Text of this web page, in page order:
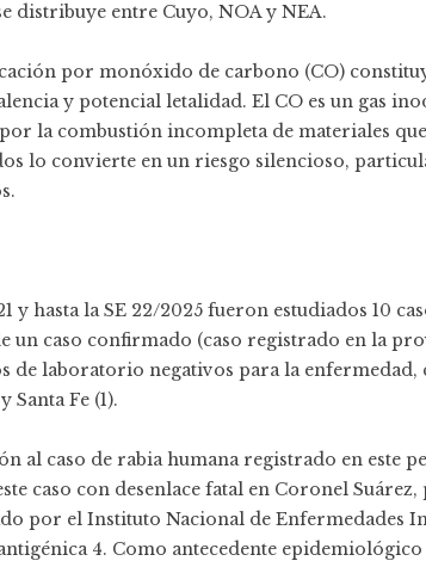
distribuye entre Cuyo, NOA y NEA.
por monóxido de carbono (CO)
y potencial letalidad. El CO es un gas
la combustión incompleta de materiales
lo convierte en un riesgo silencioso,
y hasta la SE 22/2025 fueron estudiados 10
un caso confirmado (caso registrado en la
de laboratorio negativos para la enfermedad,
Santa Fe (1).
al caso de rabia humana registrado en este
caso con desenlace fatal en Coronel
por el Instituto Nacional de Enfermedades
4. Como antecedente